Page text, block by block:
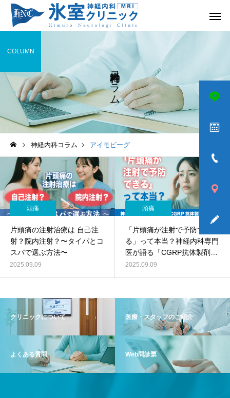
頭痛
ふるえ
神経内科コラム
COLUMN
神経内科コラム アイモビーグ
頭痛
片頭痛の注射治療は 自己注
射？院内注射？〜タイパとコ
スパで選ぶ方法〜
2025.09.09
頭痛
「片頭痛が注射で予防でき
る」って本当？神経内科専門
医が語る「CGRP抗体製剤」
のリアル
2025.09.09
クリニックについて 医療・スタッフのご紹介
よくある質問 Web問診票